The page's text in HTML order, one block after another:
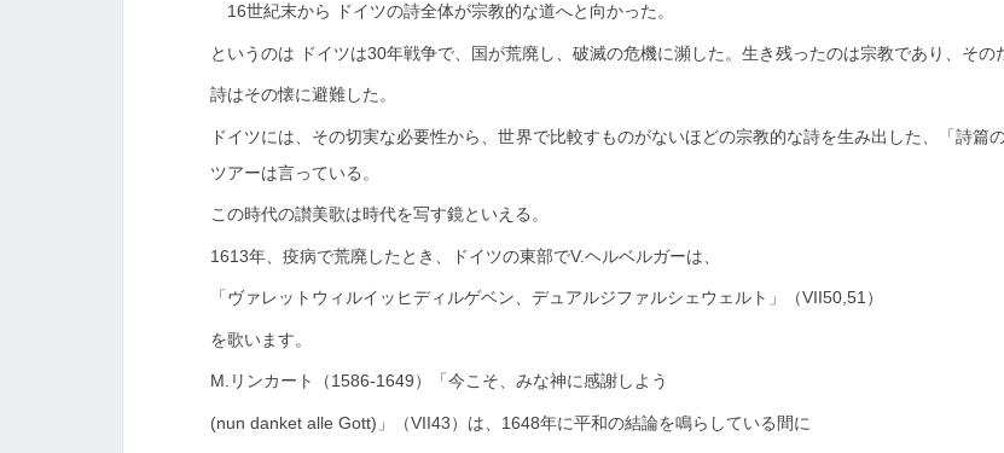
16世紀末から ドイツの詩全体が宗教的な道へと向かった。
というのは ドイツは30年戦争で、国が荒廃し、破滅の危機に瀕した。生き残ったのは宗教であり、その
詩はその懐に避難した。
ドイツには、その切実な必要性から、世界で比較すものがないほどの宗教的な詩を生み出した、「詩
ツアーは言っている。
この時代の讃美歌は時代を写す鏡といえる。
1613年、疫病で荒廃したとき、ドイツの東部でV.ヘルベルガーは、
「ヴァレットウィルイッヒディルゲベン、デュアルジファルシェウェルト」（VII50,51）
を歌います。
M.リンカート（1586-1649）「今こそ、みな神に感謝しよう
(nun danket alle Gott)」（VII43）は、1648年に平和の結論を鳴らしている間に